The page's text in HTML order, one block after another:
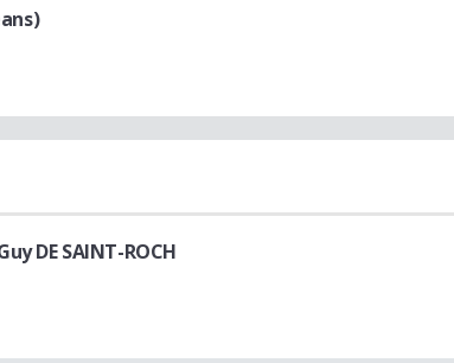
DE SAINT-ROCH